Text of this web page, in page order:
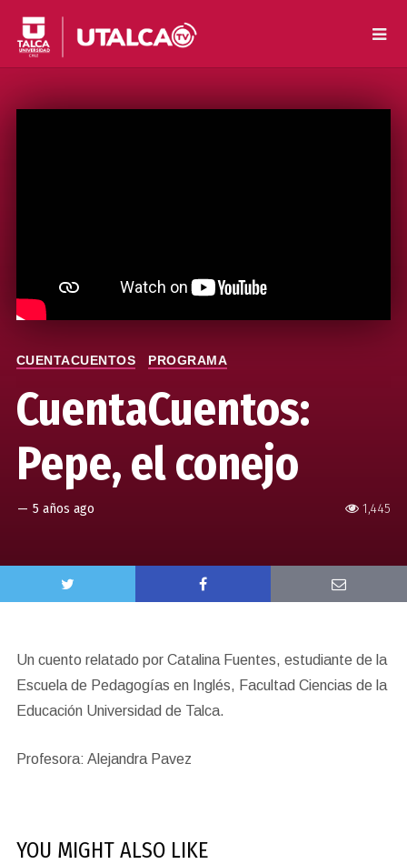
1,445
CUENTACUENTOS PROGRAMA
CuentaCuentos:
Pepe, el conejo
— 5 años ago
Un cuento relatado por Catalina Fuentes, estudiante de la
Escuela de Pedagogías en Inglés, Facultad Ciencias de la
Educación Universidad de Talca.
Profesora: Alejandra Pavez
YOU MIGHT ALSO LIKE